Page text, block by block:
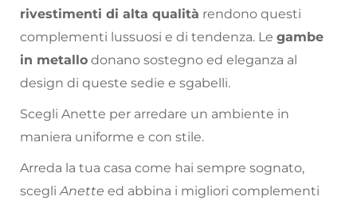
rivestimenti di alta qualità rendono questi
complementi lussuosi e di tendenza. Le gambe
in metallo donano sostegno ed eleganza al
design di queste sedie e sgabelli.
Scegli Anette per arredare un ambiente in
maniera uniforme e con stile.
Arreda la tua casa come hai sempre sognato,
scegliAnette ed abbina i migliori complementi